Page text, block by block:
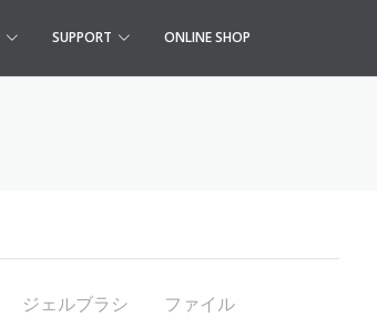
SUPPORT ONLINE SHOP
ジェルブラシ
ファイル